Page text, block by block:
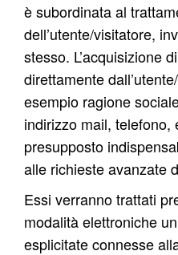
è subordinata al
dell’utente/visitatore,
stesso. L’acquisizione
direttamente
esempio ragione
indirizzo mail, telefono,
presupposto
alle richieste avanzate
Essi verranno trattati
modalità elettroniche
esplicitate connesse